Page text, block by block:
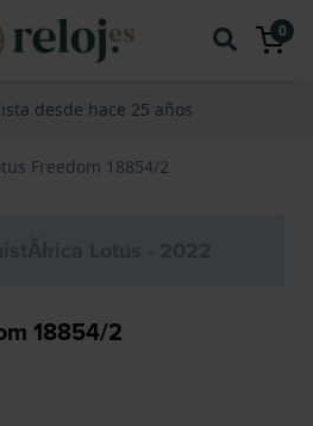
0
desde hace 25 años
Freedom 18854/2
18854/2